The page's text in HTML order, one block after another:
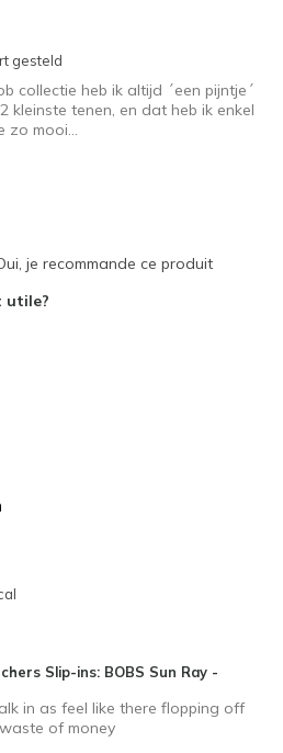
gesteld
collectie heb ik altijd ´een pijntje´
kleinste tenen, en dat heb ik enkel
zo mooi...
zijn om te dragen
je recommande ce produit
utile?
Slip-ins: BOBS Sun Ray -
in as feel like there flopping off
of money